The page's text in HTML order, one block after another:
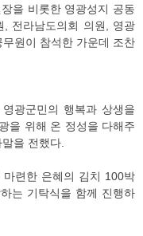
을 비롯한 영광성지 공동
, 전라남도의회 의원, 영광
원이 참석한 가운데 조찬
광군민의 행복과 상생을
을 위해 온 정성을 다해주
을 전했다.
련한 은혜의 김치 100박
는 기탁식을 함께 진행하